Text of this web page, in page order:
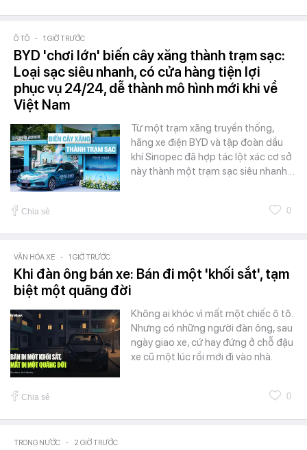
Ô TÔ - 1 GIỜ TRƯỚC
BYD 'chơi lớn' biến cây xăng thành trạm sạc:
Loại sạc siêu nhanh, có cửa hàng tiện lợi
phục vụ 24/24, dễ thành mô hình mới khi về
Việt Nam
Từ một trạm xăng truyền thống,
hãng xe điện BYD và tập đoàn dầu
khí Sinopec đã hợp tác lột xác cơ sở
này thành một trạm sạc siêu nhanh…
Chia sẻ 0
VĂN HÓA XE - 1 GIỜ TRƯỚC
Khi đàn ông bán xe: Bán đi một 'khối sắt', tạm
biệt một quãng đời
Không ai khóc vì mất một chiếc ô tô.
Nhưng có những người đàn ông, sau
ngày giao xe, cứ hay đứng ở chỗ đậu
xe cũ một lúc rồi mới đi vào nhà.
Chia sẻ 0
TRONG NƯỚC - 2 GIỜ TRƯỚC